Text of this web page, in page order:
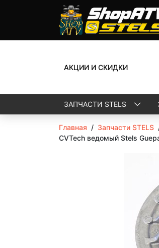
АКЦИИ И СКИДКИ
ЗАПЧАСТИ STELS
Главная / Запчасти STELS
CVTech ведомый Stels